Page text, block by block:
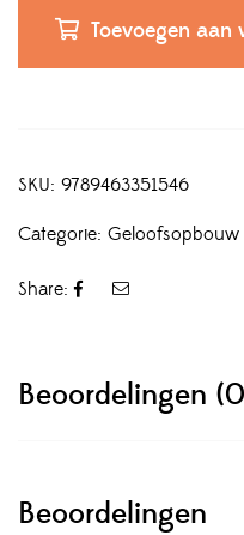
Toevoegen aan
SKU: 9789463351546
Categorie: Geloofsopbouw
Share:
Beoordelingen
Beoordelingen